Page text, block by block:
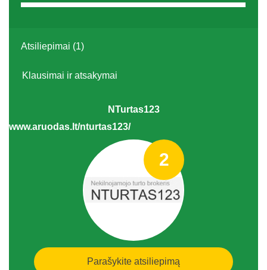
Atsiliepimai (1)
Klausimai ir atsakymai
NTurtas123
www.aruodas.lt/nturtas123/
2
Parašykite atsiliepimą